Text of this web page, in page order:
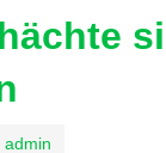
admin